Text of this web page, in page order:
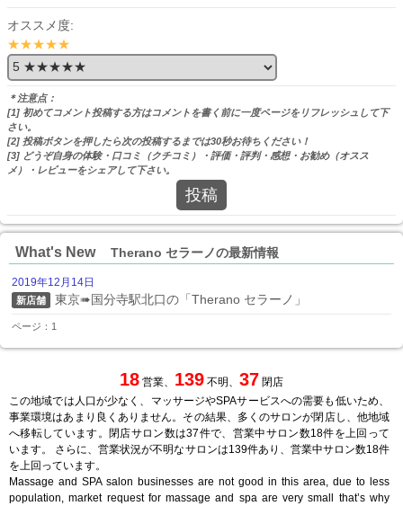
オススメ度:
★★★★★
＊注意点：
[1] 初めてコメント投稿する方はコメントを書く前に一度ページをリフレッシュして下
さい。
[2] 投稿ボタンを押したら次の投稿するまでは30秒お待ちください！
[3] どうぞ自身の体験・口コミ（クチコミ）・評価・評判・感想・お勧め（オスス
メ）・レビューをシェアして下さい。
投稿
What's New Therano セラーノの最新情報
2019年12月14日
新店舗 東京➠国分寺駅北口の「Therano セラーノ」
ページ：1
18 営業、 139 不明、 37 閉店
この地域では人口が少なく、マッサージやSPAサービスへの需要も低いため、
事業環境はあまり良くありません。その結果、多くのサロンが閉店し、他地域
へ移転しています。閉店サロン数は37件で、営業中サロン数18件を上回って
います。 さらに、営業状況が不明なサロンは139件あり、営業中サロン数18件
を上回っています。
Massage and SPA salon businesses are not good in this area, due to less
population, market request for massage and spa are very small that’s why